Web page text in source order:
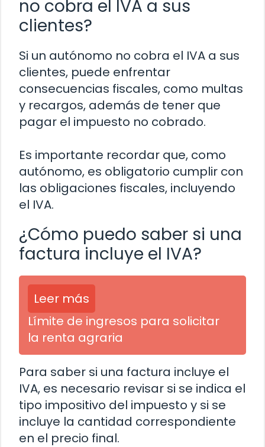
no cobra el IVA a sus
clientes?
Si un autónomo no cobra el IVA a sus
clientes, puede enfrentar
consecuencias fiscales, como multas
y recargos, además de tener que
pagar el impuesto no cobrado.
Es importante recordar que, como
autónomo, es obligatorio cumplir con
las obligaciones fiscales, incluyendo
el IVA.
¿Cómo puedo saber si una
factura incluye el IVA?
Leer más
Límite de ingresos para solicitar
la renta agraria
Para saber si una factura incluye el
IVA, es necesario revisar si se indica el
tipo impositivo del impuesto y si se
incluye la cantidad correspondiente
en el precio final.